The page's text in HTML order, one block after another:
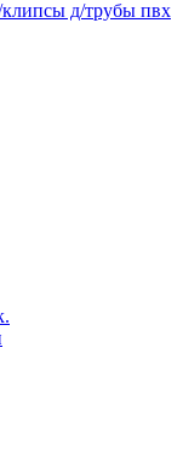
д/трубы пвх